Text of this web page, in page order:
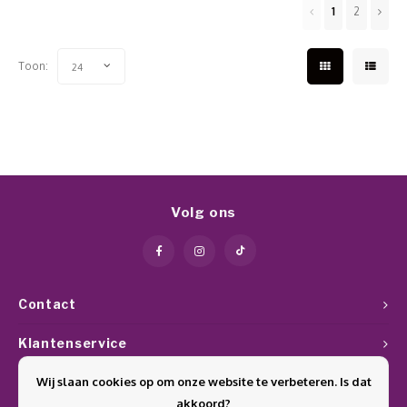
1 2
Toon: 24
Contact
Volg ons
Klantenservice
Mijn account
Wij slaan cookies op om onze website te verbeteren. Is dat
akkoord?